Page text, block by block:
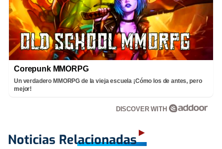
Corepunk MMORPG
Un verdadero MMORPG de la vieja escuela ¡Cómo los de antes, pero
mejor!
DISCOVER WITH
Noticias Relacionadas